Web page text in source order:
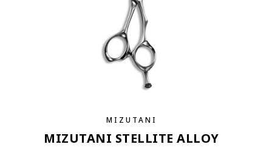
MIZUTANI
MIZUTANI STELLITE ALLOY